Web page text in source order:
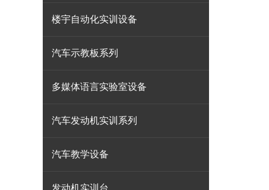
楼宇自动化实训设备
汽车示教板系列
多媒体语言实验室设备
汽车发动机实训系列
汽车教学设备
发动机实训台